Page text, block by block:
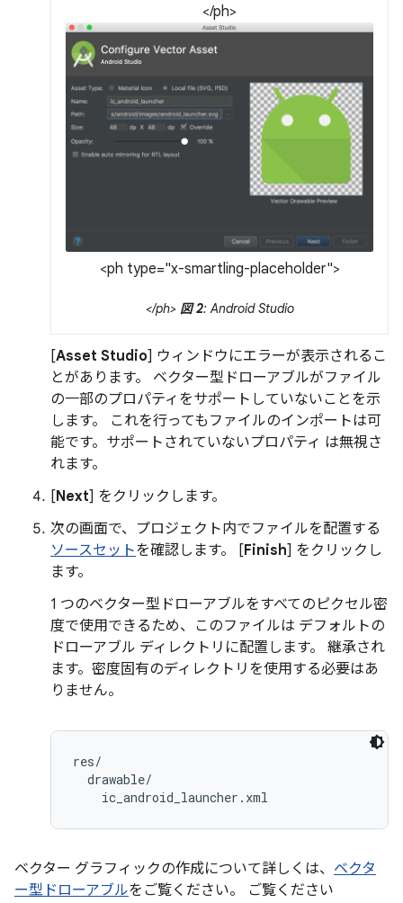
</ph>
<ph type="x-smartling-placeholder">
</ph> 図 2: Android Studio
[Asset Studio] ウィンドウにエラーが表示されるこ
とがあります。 ベクター型ドローアブルがファイル
の一部のプロパティをサポートしていないことを示
します。 これを行ってもファイルのインポートは可
能です。サポートされていないプロパティ は無視さ
れます。
[Next] をクリックします。
次の画面で、プロジェクト内でファイルを配置する
ソースセットを確認します。 [Finish] をクリックし
ます。
1 つのベクター型ドローアブルをすべてのピクセル密
度で使用できるため、このファイルは デフォルトの
ドローアブル ディレクトリに配置します。 継承され
ます。密度固有のディレクトリを使用する必要はあ
りません。
res/
  drawable/
ベクター グラフィックの作成について詳しくは、 ベクタ
ー型ドローアブルをご覧ください。 ご覧ください